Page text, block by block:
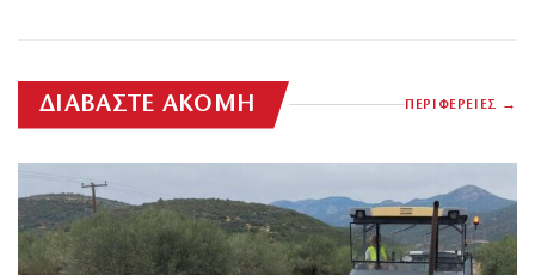
ΔΙΑΒΑΣΤΕ ΑΚΟΜΗ ΠΕΡΙΦΕΡΕΙΕΣ